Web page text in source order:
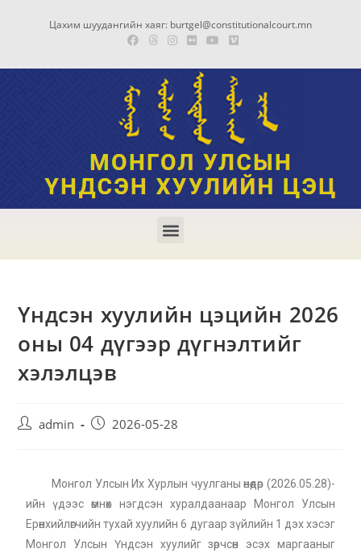
Цахим шуудангийн хаяг: burtgel@constitutionalcourt.mn
Үндсэн хуулийн цэцийн 2026
оны 04 дүгээр дүгнэлтийг
хэлэлцэв
admin 2026-05-28
Монгол Улсын Их Хурлын чуулганы өнөөдөр (2026.05.28)-
ийн үдээс өмнөх нэгдсэн хуралдаанаар Монгол Улсын
Ерөнхийлөгчийн тухай хуулийн 6 дугаар зүйлийн 1 дэх хэсэг
Монгол Улсын Үндсэн хуулийг зөрчсөн эсэх маргааныг